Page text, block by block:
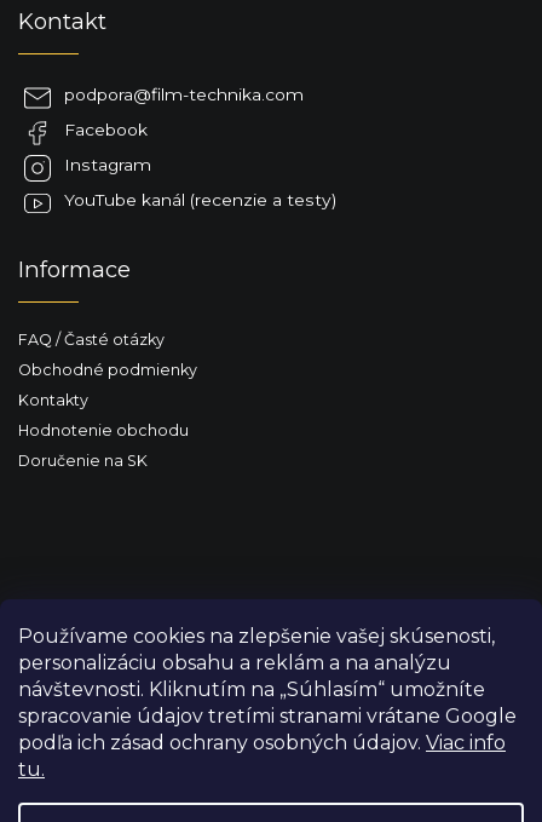
Používame cookies na zlepšenie vašej skúsenosti,
personalizáciu obsahu a reklám a na analýzu
návštevnosti. Kliknutím na „Súhlasím“ umožníte
spracovanie údajov tretími stranami vrátane Google
podľa ich zásad ochrany osobných údajov. Viac info
tu.
Kontakt
podpora@film-technika.com
Facebook
Instagram
YouTube kanál (recenzie a testy)
Informace
FAQ / Časté otázky
Obchodné podmienky
Kontakty
Hodnotenie obchodu
Doručenie na SK
Copyright 2026FILM-TECHNIKA. Všetky práva vyhradené.